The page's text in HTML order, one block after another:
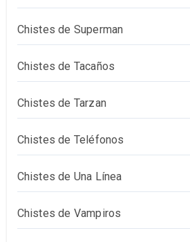
Chistes de Superman
Chistes de Tacaños
Chistes de Tarzan
Chistes de Teléfonos
Chistes de Una Línea
Chistes de Vampiros